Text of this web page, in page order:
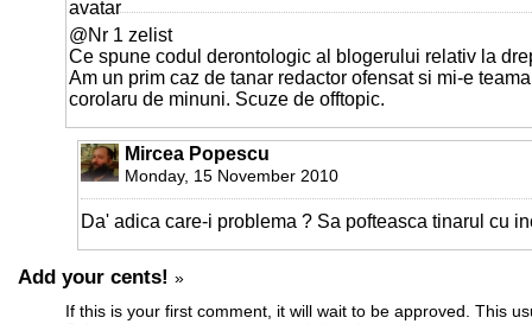
@Nr 1 zelist
Ce spune codul derontologic al blogerului relativ la
Am un prim caz de tanar redactor ofensat si mi-e
corolaru de minuni. Scuze de offtopic.
Mircea Popescu
Monday, 15 November 2010
Da' adica care-i problema ? Sa pofteasca tinarul cu
Add your cents! »
If this is your first comment, it will wait to be approved. This